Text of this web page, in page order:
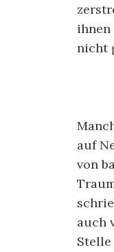
ihnen
nicht
auf
von
auch